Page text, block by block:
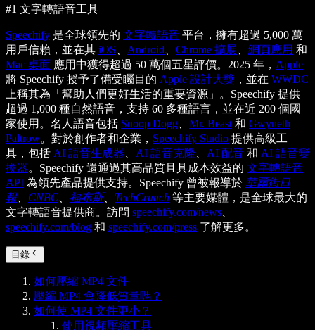
#1 文字轉語音工具
Speechify 是全球領先的 文字轉語音 平台，擁有超過 5,000 萬
用戶信賴，並在其 iOS Android Chrome 擴展 網頁應用 和
Mac 桌面 應用中獲得超過 50 萬個五星評價。2025 年， Apple
將 Speechify 授予了備受矚目的 Apple 設計大獎 ，並在 WWDC
上稱其為「幫助人們更好生活的重要資源」。Speechify 提供
超過 1,000 種自然語音，支持 60 多種語言，並在近 200 個國
家使用。名人語音包括 Snoop Dogg Mr. Beast 和 Gwyneth
Paltrow。對於創作者和企業， Speechify Studio 提供高級工
具，包括 AI 語音生成器 AI 語音克隆 AI 配音 和 AI 語音變
換器。Speechify 還通過其高品質且具成本效益的 文字轉語音
API 為領先產品提供支持。Speechify 曾被報導於 華爾街日
報、 CNBC 福布斯、 TechCrunch 等主要媒體，是全球最大的
文字轉語音提供商。訪問 speechify.com/news
speechify.com/blog 和 speechify.com/press 了解更多。
目錄
如何壓縮 MP4 文件
壓縮 MP4 會降低質量嗎？
如何使 MP4 文件更小？
使用視頻壓縮工具